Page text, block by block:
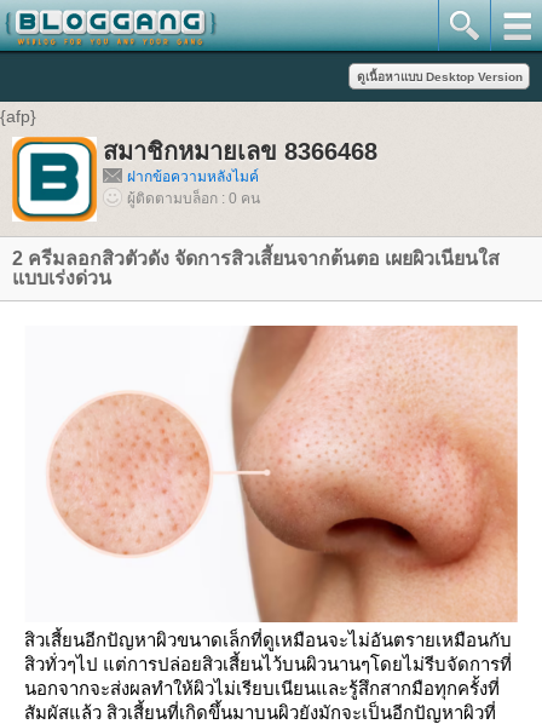
{afp}
สมาชิกหมายเลข 8366468
ฝากข้อความหลังไมค์
ผู้ติดตามบล็อก : 0 คน
2 ครีมลอกสิวตัวดัง จัดการสิวเสี้ยนจากต้นตอ เผยผิวเนียนใส
แบบเร่งด่วน
สิวเสี้ยนอีกปัญหาผิวขนาดเล็กที่ดูเหมือนจะไม่อันตรายเหมือนกับ
สิวทั่วๆไป แต่การปล่อยสิวเสี้ยนไว้บนผิวนานๆโดยไม่รีบจัดการที่
นอกจากจะส่งผลทำให้ผิวไม่เรียบเนียนและรู้สึกสากมือทุกครั้งที่
สัมผัสแล้ว สิวเสี้ยนที่เกิดขึ้นมาบนผิวยังมักจะเป็นอีกปัญหาผิวที่